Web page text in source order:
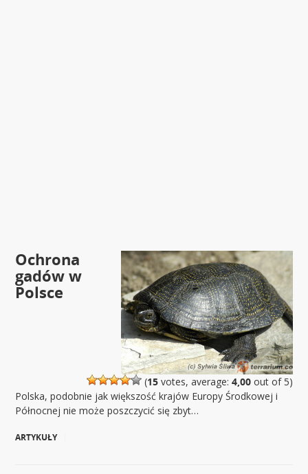
(15votes, average: 4,00out of 5)
Ochrona
gadów w
Polsce
Polska, podobnie jak większość krajów Europy Środkowej i
Północnej nie może poszczycić się zbyt…
ARTYKUŁY